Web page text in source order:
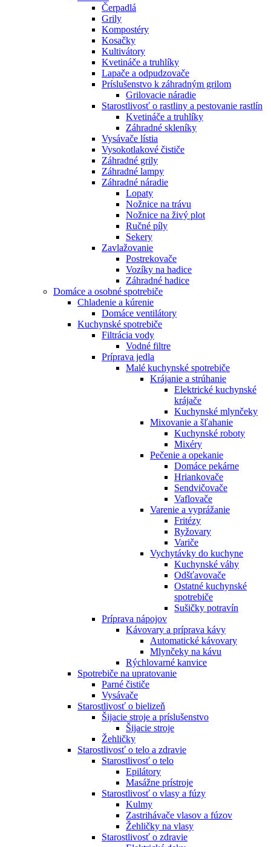
Čerpadlá
Grily
Kompostéry
Kosačky
Kultivátory
Kvetináče a truhlíky
Lapače a odpudzovače
Príslušenstvo k záhradným grilom
Grilovacie náradie
Starostlivosť o rastliny a pestovanie rastlín
Kvetináče a truhlíky
Záhradné skleníky
Vysávače lístia
Vysokotlakové čističe
Záhradné grily
Záhradné lampy
Záhradné náradie
Lopaty
Nožnice na trávu
Nožnice na živý plot
Ručné píly
Sekery
Zavlažovanie
Postrekovače
Vozíky na hadice
Záhradné hadice
Domáce a osobné spotrebiče
Chladenie a kúrenie
Domáce ventilátory
Kuchynské spotrebiče
Filtrácia vody
Vodné filtre
Príprava jedla
Malé kuchynské spotrebiče
Krájanie a strúhanie
Elektrické kuchynské
krájače
Kuchynské mlynčeky
Mixovanie a šľahanie
Kuchynské roboty
Mixéry
Pečenie a opekanie
Domáce pekárne
Hriankovače
Sendvičovače
Vaflovače
Varenie a vyprážanie
Fritézy
Ryžovary
Variče
Vychytávky do kuchyne
Kuchynské váhy
Odšťavovače
Ostatné kuchynské
spotrebiče
Sušičky potravín
Príprava nápojov
Kávovary a príprava kávy
Automatické kávovary
Mlynčeky na kávu
Rýchlovarné kanvice
Spotrebiče na upratovanie
Parné čističe
Vysávače
Starostlivosť o bielizeň
Šijacie stroje a príslušenstvo
Šijacie stroje
Žehličky
Starostlivosť o telo a zdravie
Starostlivosť o telo
Epilátory
Masážne prístroje
Starostlivosť o vlasy a fúzy
Kulmy
Zastrihávače vlasov a fúzov
Žehličky na vlasy
Starostlivosť o zdravie